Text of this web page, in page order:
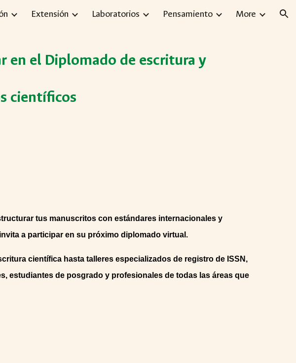
Skip to navigation
Extensión Laboratorios Pensamiento More
en el Diplomado de escritura y
científicos
tus manuscritos con estándares internacionales y
a participar en su próximo diplomado virtual.
científica hasta talleres especializados de registro de ISSN,
estudiantes de posgrado y profesionales de todas las áreas que